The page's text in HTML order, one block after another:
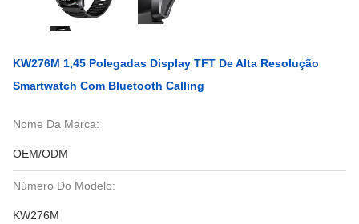
KW276M 1,45 Polegadas Display TFT De Alta Resolução
Smartwatch Com Bluetooth Calling
Nome Da Marca:
OEM/ODM
Número Do Modelo:
KW276M